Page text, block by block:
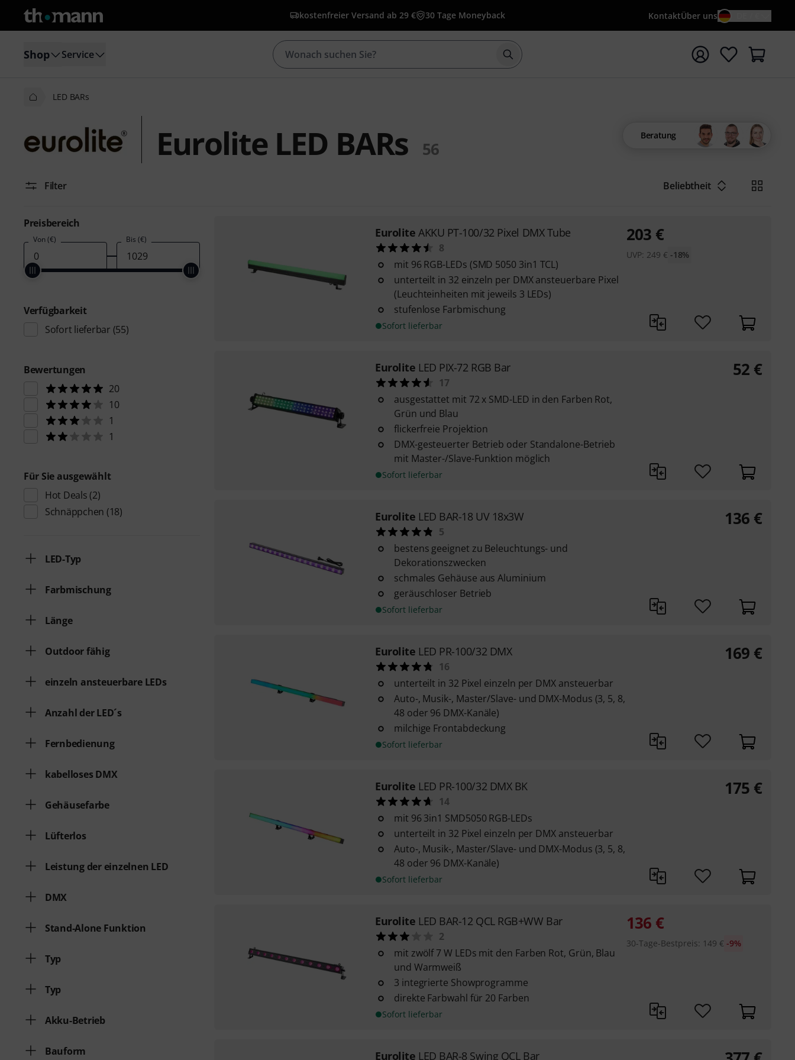
kostenfreier Versand ab 29 € 30 Tage Moneyback KontaktÜber uns
Shop Service Suche mit Suchwort {searchTerm} starten
LED BARs
Eurolite LED BARs 56
Beratung
Filter Beliebtheit
Preisbereich
Von (€) Bis (€)
Verfügbarkeit
Sofort lieferbar (55)
Bewertungen
20
10
1
1
Für Sie ausgewählt
Hot Deals (2)
Schnäppchen (18)
LED-Typ
Farbmischung
Länge
Outdoor fähig
einzeln ansteuerbare LEDs
Anzahl der LED´s
Fernbedienung
kabelloses DMX
Gehäusefarbe
Lüfterlos
Leistung der einzelnen LED
DMX
Stand-Alone Funktion
Typ
Typ
Akku-Betrieb
Bauform
Eurolite AKKU PT-100/32 Pixel DMX Tube
8
mit 96 RGB-LEDs (SMD 5050 3in1 TCL)
unterteilt in 32 einzeln per DMX ansteuerbare Pixel
(Leuchteinheiten mit jeweils 3 LEDs)
stufenlose Farbmischung
Sofort lieferbar
203 €
UVP: 249 € -18%
Eurolite LED PIX-72 RGB Bar
17
ausgestattet mit 72 x SMD-LED in den Farben Rot,
Grün und Blau
flickerfreie Projektion
DMX-gesteuerter Betrieb oder Standalone-Betrieb
mit Master-/Slave-Funktion möglich
Sofort lieferbar
52 €
Eurolite LED BAR-18 UV 18x3W
5
bestens geeignet zu Beleuchtungs- und
Dekorationszwecken
schmales Gehäuse aus Aluminium
geräuschloser Betrieb
Sofort lieferbar
136 €
Eurolite LED PR-100/32 DMX
16
unterteilt in 32 Pixel einzeln per DMX ansteuerbar
Auto-, Musik-, Master/Slave- und DMX-Modus (3, 5, 8,
48 oder 96 DMX-Kanäle)
milchige Frontabdeckung
Sofort lieferbar
169 €
Eurolite LED PR-100/32 DMX BK
14
mit 96 3in1 SMD5050 RGB-LEDs
unterteilt in 32 Pixel einzeln per DMX ansteuerbar
Auto-, Musik-, Master/Slave- und DMX-Modus (3, 5, 8,
48 oder 96 DMX-Kanäle)
Sofort lieferbar
175 €
Eurolite LED BAR-12 QCL RGB+WW Bar
2
mit zwölf 7 W LEDs mit den Farben Rot, Grün, Blau
und Warmweiß
3 integrierte Showprogramme
direkte Farbwahl für 20 Farben
Sofort lieferbar
136 €
30-Tage-Bestpreis: 149 € -9%
Eurolite LED BAR-8 Swing QCL Bar